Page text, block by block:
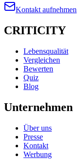
Kontakt aufnehmen
CRITICITY
Lebensqualität
Vergleichen
Bewerten
Quiz
Blog
Unternehmen
Über uns
Presse
Kontakt
Werbung